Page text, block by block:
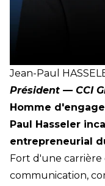
Jean-Paul
Président — CCI
Homme
Paul Hasseler
entrepreneurial
Fort d'une carrière
communication,